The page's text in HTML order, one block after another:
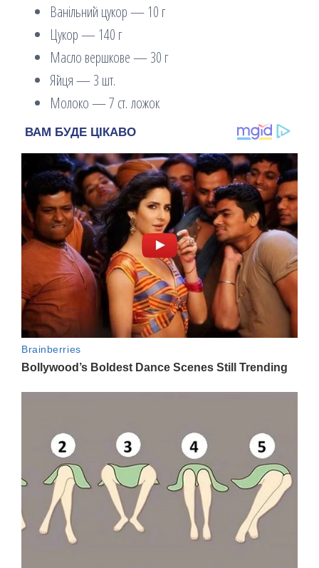
Ванільний цукор — 10 г
Цукор — 140 г
Масло вершкове — 30 г
Яйця — 3 шт.
Молоко — 7 ст. ложок